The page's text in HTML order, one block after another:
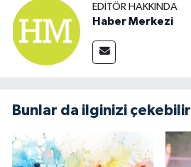
EDITÖR HAKKINDA
Haber Merkezi
Bunlar da ilginizi çekebilir